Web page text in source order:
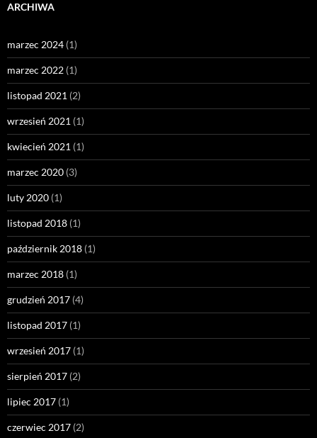
ARCHIWA
marzec 2024 (1)
marzec 2022 (1)
listopad 2021 (2)
wrzesień 2021 (1)
kwiecień 2021 (1)
marzec 2020 (3)
luty 2020 (1)
listopad 2018 (1)
październik 2018 (1)
marzec 2018 (1)
grudzień 2017 (4)
listopad 2017 (1)
wrzesień 2017 (1)
sierpień 2017 (2)
lipiec 2017 (1)
czerwiec 2017 (2)